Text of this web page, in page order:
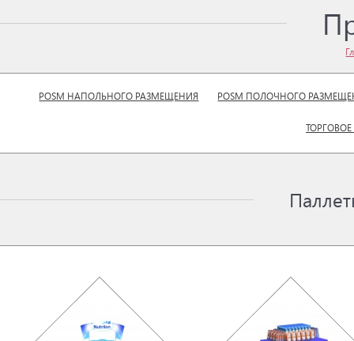
POSM НАПОЛЬНОГО РАЗМЕЩЕНИЯ POSM ПОЛОЧНОГО